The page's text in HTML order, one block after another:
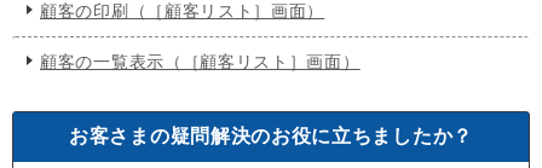
顧客の印刷（［顧客リスト］画面）
顧客の一覧表示（［顧客リスト］画面）
お客さまの疑問解決のお役に立ちましたか？